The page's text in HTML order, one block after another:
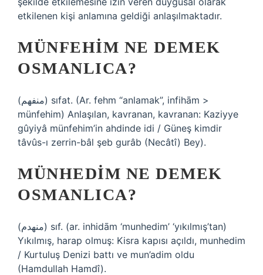
etkilenen kişi anlamına geldiği anlaşılmaktadır.
MÜNFEHIM NE DEMEK
OSMANLICA?
(ﻣﻨﻔﻬﻢ) sıfat. (Ar. fehm “anlamak”, infihām >
münfehim) Anlaşılan, kavranan, kavranan: Kaziyye
gûyiyâ münfehim’in ahdinde idi / Güneş kimdir
tâvûs-ı zerrin-bâl şeb gurâb (Necâtî) Bey).
MÜNHEDIM NE DEMEK
OSMANLICA?
(ﻣﻨﻬﺪﻡ) sıf. (ar. inhidām ‘munhedim’ ‘yıkılmış’tan)
Yıkılmış, harap olmuş: Kisra kapısı açıldı, munhedim
/ Kurtuluş Denizi battı ve mun’adim oldu
(Hamdullah Hamdî).